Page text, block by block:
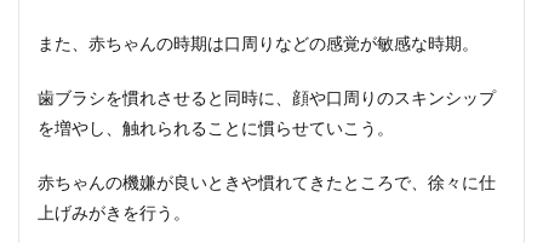
また、赤ちゃんの時期は口周りなどの感覚が敏感な時期。
歯ブラシを慣れさせると同時に、顔や口周りのスキンシップ
を増やし、触れられることに慣らせていこう。
赤ちゃんの機嫌が良いときや慣れてきたところで、徐々に仕
上げみがきを行う。